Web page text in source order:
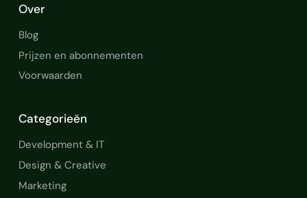
Over
Blog
Prijzen en abonnementen
Voorwaarden
Categorieën
Development & IT
Design & Creative
Marketing